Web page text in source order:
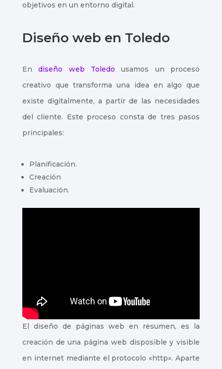
objetivos en un entorno digital.
Diseño web en Toledo
Endiseño web Toledo usamos un proceso
creativo que transforma una idea en algo que
existe digitalmente, a partir de las necesidades
del cliente. Este proceso consta de tres pasos
principales:
Planificación.
Creación
Evaluación.
El diseño de páginas web en resumen, es la
creación de una página web disposible y visible
en internet mediante el protocolo «http». Aparte